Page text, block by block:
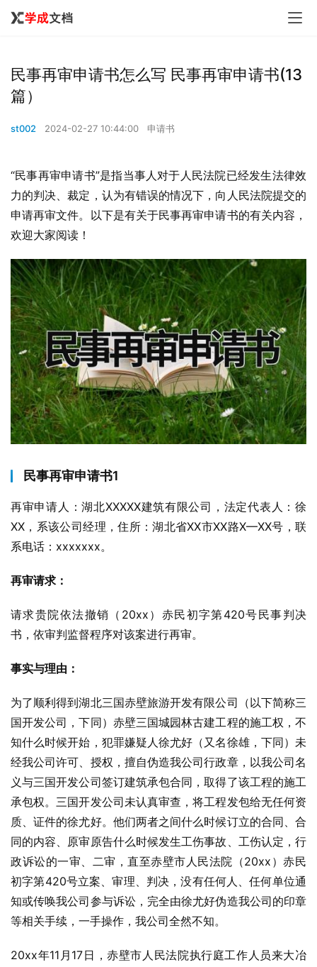
民事再审申请书怎么写 民事再审申请书(13
篇）
st002 2024-02-27 10:44:00 申请书
“民事再审申请书”是指当事人对于人民法院已经发生法律效
力的判决、裁定，认为有错误的情况下，向人民法院提交的
申请再审文件。以下是有关于民事再审申请书的有关内容，
欢迎大家阅读！
民事再审申请书1
再审申请人：湖北XXXXX建筑有限公司，法定代表人：徐
XX，系该公司经理，住所：湖北省XX市XX路X—XX号，联
系电话：xxxxxxx。
再审请求：
请求贵院依法撤销（20xx）赤民初字第420号民事判决
书，依审判监督程序对该案进行再审。
事实与理由：
为了顺利得到湖北三国赤壁旅游开发有限公司（以下简称三
国开发公司，下同）赤壁三国城园林古建工程的施工权，不
知什么时候开始，犯罪嫌疑人徐尤好（又名徐雄，下同）未
经我公司许可、授权，擅自伪造我公司行政章，以我公司名
义与三国开发公司签订建筑承包合同，取得了该工程的施工
承包权。三国开发公司未认真审查，将工程发包给无任何资
质、证件的徐尤好。他们两者之间什么时候订立的合同、合
同的内容、原审原告什么时候发生工伤事故、工伤认定，行
政诉讼的一审、二审，直至赤壁市人民法院（20xx）赤民
初字第420号立案、审理、判决，没有任何人、任何单位通
知或传唤我公司参与诉讼，完全由徐尤好伪造我公司的印章
等相关手续，一手操作，我公司全然不知。
20xx年11月17日，赤壁市人民法院执行庭工作人员来大冶